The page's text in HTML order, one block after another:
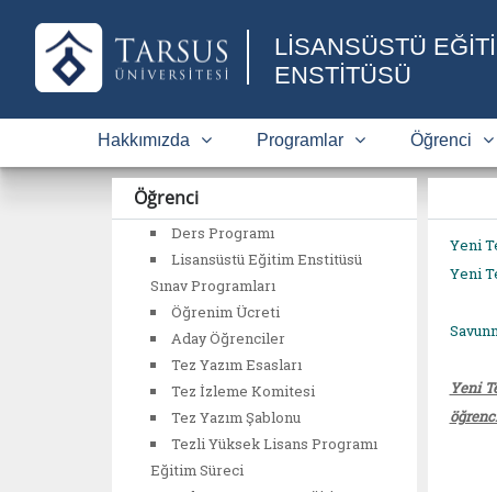
LİSANSÜSTÜ
ENSTİTÜSÜ
Hakkımızda Programlar Öğrenci
Öğrenci
Ders Programı
Lisansüstü Eğitim Enstitüsü
Sınav Programları
Öğrenim Ücreti
Aday Öğrenciler
Tez Yazım Esasları
Tez İzleme Komitesi
Tez Yazım Şablonu
Tezli Yüksek Lisans Programı
Eğitim Süreci
Yeni
Yeni
Yeni